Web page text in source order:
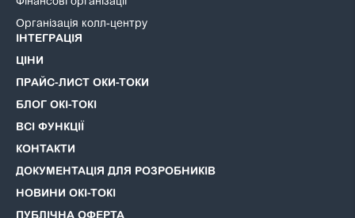
Фінансові організації
Організація колл-центру
ІНТЕГРАЦІЯ
ЦІНИ
ПРАЙС-ЛИСТ ОКИ-ТОКИ
БЛОГ ОКІ-ТОКІ
ВСІ ФУНКЦІЇ
КОНТАКТИ
ДОКУМЕНТАЦІЯ ДЛЯ РОЗРОБНИКІВ
НОВИНИ ОКІ-ТОКІ